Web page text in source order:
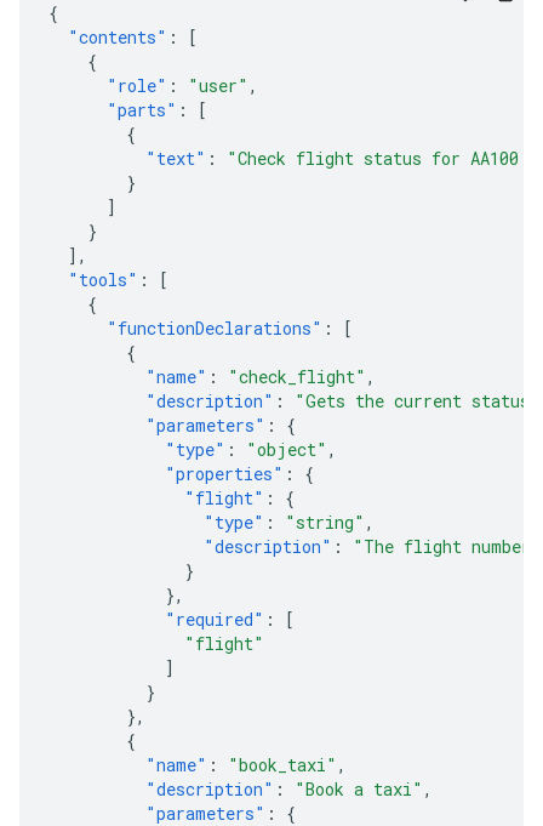
{
"contents" :
[
{
"role" : "user" ,
"parts" :
[
{
"text" :
"Check flight status for AA100
}
]
}
],
"tools" :
[
{
"functionDeclarations" :
[
{
"name" : "check_flight" ,
"description" :
"Gets the current
"parameters" :
{
"type" : "object" ,
"properties" :
{
"flight" :
{
"type" : "string" ,
"description" :
"The flight number
}
},
"required" :
[
"flight"
]
}
},
{
"name" : "book_taxi" ,
"description" : "Book a taxi" ,
"parameters" :
{